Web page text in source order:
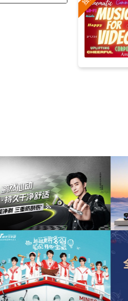
(7)
(6)
(5)
(5)
(4)
(4)
为华为智慧屏Mate TV鸿蒙智家发布会提供音
乐版权